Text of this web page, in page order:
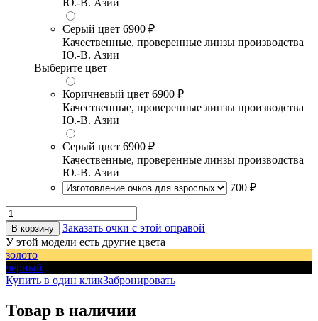
Ю.-В. Азии
Серый цвет 6900 ₽
Качественные, проверенные линзы производства
Ю.-В. Азии
Выберите цвет
Коричневый цвет 6900 ₽
Качественные, проверенные линзы производства
Ю.-В. Азии
Серый цвет 6900 ₽
Качественные, проверенные линзы производства
Ю.-В. Азии
700 ₽
В корзину
Заказать очки с этой оправой
У этой модели есть другие цвета
золото
черный
Купить в один кликЗабронировать
Товар в наличии